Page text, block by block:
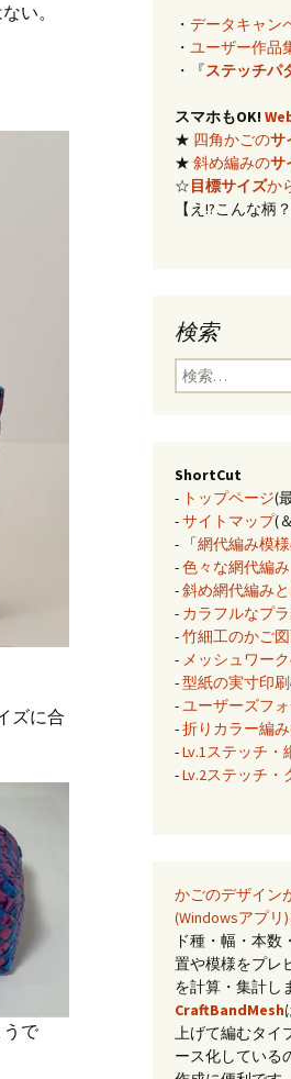
四角かごのサイズ計算
目標サイズからの概算
バンド色の編み模様
クロスベースのステッ
チ・2色の組合せ模様
い。
ズに合
で
・ データキャン
・ ユーザー作品
・『ステッチパ
スマホもOK!
★ 四角かごのサ
★ 斜め編みのサ
☆目標サイズか
【え!?こんな柄？
検索
検
索:
ShortCut
- トップページ(
-サイトマップ(
- 「網代編み模
-色々な網代編み
-斜め網代編み
- カラフルなプ
-竹細工のかご
- メッシュワー
-型紙の実寸印刷
-ユーザーズフ
-折りカラー編
-Lv.1ステッチ
-Lv.2ステッチ・
かごのデザイン
(Windowsアプリ)
ド種・幅・本
置や模様をプレ
を計算・集計し
CraftBandMesh
上げて編むタイ
ース化している